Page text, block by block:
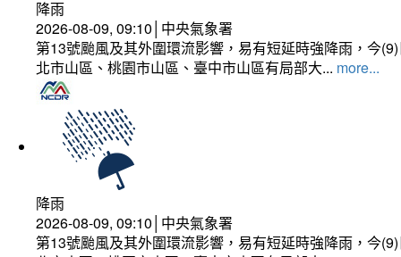
降雨
2026-08-09, 09:10│中央氣象署
第13號颱風及其外圍環流影響，易有短延時強降雨，今
北市山區、桃園市山區、臺中市山區有局部大... more...
降雨
2026-08-09, 09:10│中央氣象署
第13號颱風及其外圍環流影響，易有短延時強降雨，今